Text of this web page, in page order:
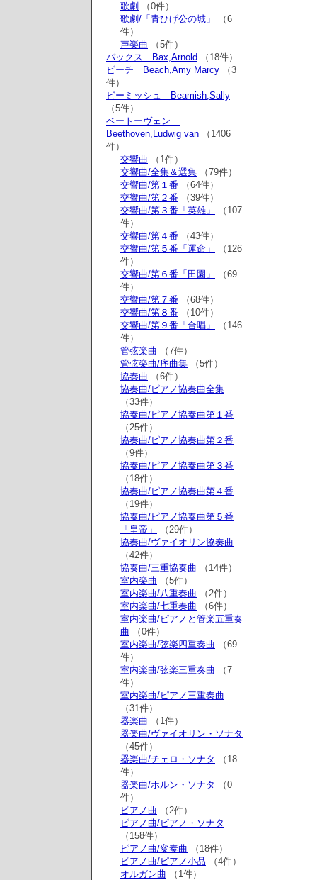
歌劇
（0件）
歌劇/「青ひげ公の城」
（6
件）
声楽曲 （5件）
バックス Bax,Arnold （18件）
ビーチ Beach,Amy Marcy （3
件）
ビーミッシュ Beamish,Sally
（5件）
ベートーヴェン
Beethoven,Ludwig van （1406
件）
交響曲 （1件）
交響曲/全集＆選集 （79件）
交響曲/第１番 （64件）
交響曲/第２番 （39件）
交響曲/第３番「英雄」
（107
件）
交響曲/第４番 （43件）
交響曲/第５番「運命」
（126
件）
交響曲/第６番「田園」
（69
件）
交響曲/第７番 （68件）
交響曲/第８番 （10件）
交響曲/第９番「合唱」
（146
件）
管弦楽曲 （7件）
管弦楽曲/序曲集 （5件）
協奏曲 （6件）
協奏曲/ピアノ協奏曲全集
（33件）
協奏曲/ピアノ協奏曲第１番
（25件）
協奏曲/ピアノ協奏曲第２番
（9件）
協奏曲/ピアノ協奏曲第３番
（18件）
協奏曲/ピアノ協奏曲第４番
（19件）
協奏曲/ピアノ協奏曲第５番
「皇帝」
（29件）
協奏曲/ヴァイオリン協奏曲
（42件）
協奏曲/三重協奏曲 （14件）
室内楽曲 （5件）
室内楽曲/八重奏曲 （2件）
室内楽曲/七重奏曲 （6件）
室内楽曲/ピアノと管楽五重奏
曲 （0件）
室内楽曲/弦楽四重奏曲 （69
件）
室内楽曲/弦楽三重奏曲 （7
件）
室内楽曲/ピアノ三重奏曲
（31件）
器楽曲 （1件）
器楽曲/ヴァイオリン・ソナタ
（45件）
器楽曲/チェロ・ソナタ
（18
件）
器楽曲/ホルン・ソナタ
（0
件）
ピアノ曲 （2件）
ピアノ曲/ピアノ・ソナタ
（158件）
ピアノ曲/変奏曲 （18件）
ピアノ曲/ピアノ小品 （4件）
オルガン曲 （1件）